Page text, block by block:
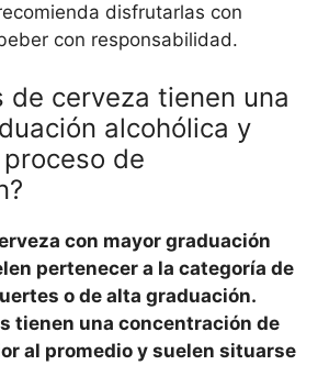
disfrutarlas con
con responsabilidad.
de cerveza tienen una
alcohólica y
de
con mayor graduación
pertenecer a la categoría de
o de alta graduación.
tienen una concentración de
al promedio y suelen situarse